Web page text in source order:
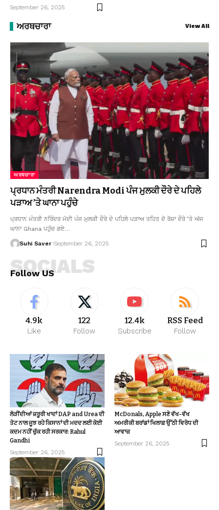
September 26, 2025
ਅਰਥਚਾਰਾ View All
ਅਰਥਚਾਰਾ
ਪ੍ਰਧਾਨ ਮੰਤਰੀ Narendra Modi ਪੰਜ ਮੁਲਕੀ ਦੌਰੇ ਦੇ ਪਹਿਲੇ
ਪੜਾਅ ’ਤੇ ਘਾਨਾ ਪਹੁੰਚੇ
ਪ੍ਰਧਾਨ ਮੰਤਰੀ ਨਰਿੰਦਰ ਮੋਦੀ ਪੰਜ ਮੁਲਕੀ ਦੌਰੇ ਦੇ ਪਹਿਲੇ ਪੜਾਅ ਤਹਿਤ ਦੋ ਰੋਜ਼ਾ ਦੌਰੇ ’ਤੇ ਅੱਜ
ਘਾਨਾ Ghana ਪਹੁੰਚ ਗਏ…
Suhi Saver September 26, 2025
Follow US
SOCIALS
4.9k
Like
122
Follow
12.4k
Subscribe
RSS Feed
Follow
ਲੋੜੀਂਦੀਆਂ ਜ਼ਰੂਰੀ ਖਾਦਾਂ DAP and Urea ਦੀ
ਤੋਟ ਨਾਲ ਜੂਝ ਰਹੇ ਕਿਸਾਨਾਂ ਦੀ ਮਦਦ ਲਈ ਕੋਈ
ਕਦਮ ਨਹੀਂ ਚੁੱਕ ਰਹੀ ਸਰਕਾਰ: Rahul
Gandhi
September 26, 2025
McDonals, Apple ਸਣੇ ਵੱਖ-ਵੱਖ
ਅਮਰੀਕੀ ਬਰਾਂਡਾਂ ਖਿਲਾਫ਼ ਉੱਠੀ ਵਿਰੋਧ ਦੀ
ਆਵਾਜ਼
September 26, 2025